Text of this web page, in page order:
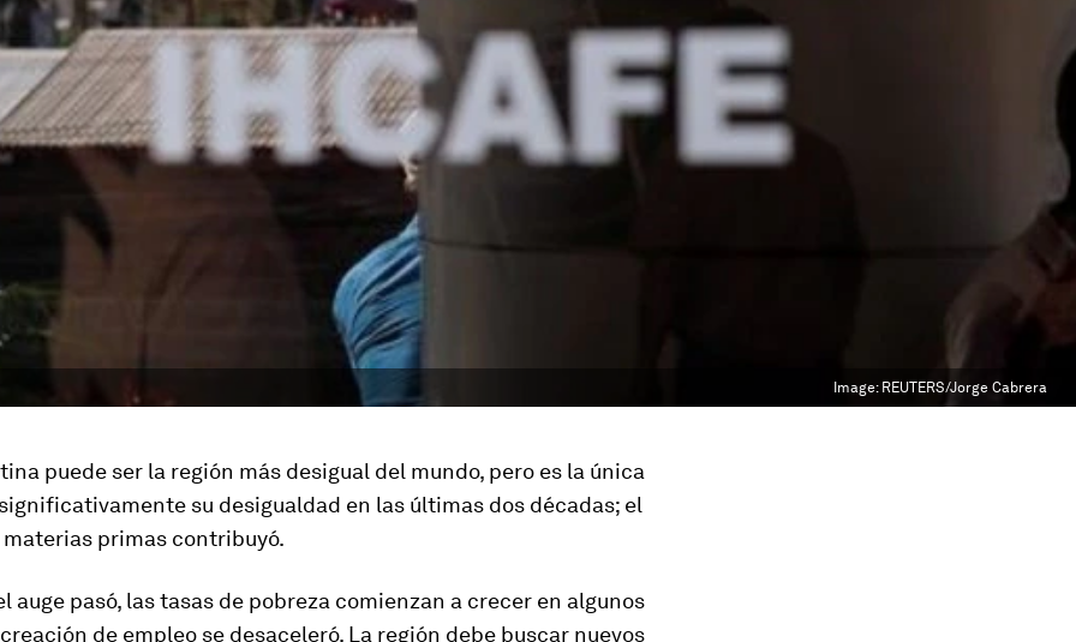
Image: REUTERS/Jorge Cabrera
puede ser la región más desigual del mundo, pero es la única
su desigualdad en las últimas dos décadas; el
materias primas contribuyó.
auge pasó, las tasas de pobreza comienzan a crecer en algunos
de empleo se desaceleró. La región debe buscar nuevos